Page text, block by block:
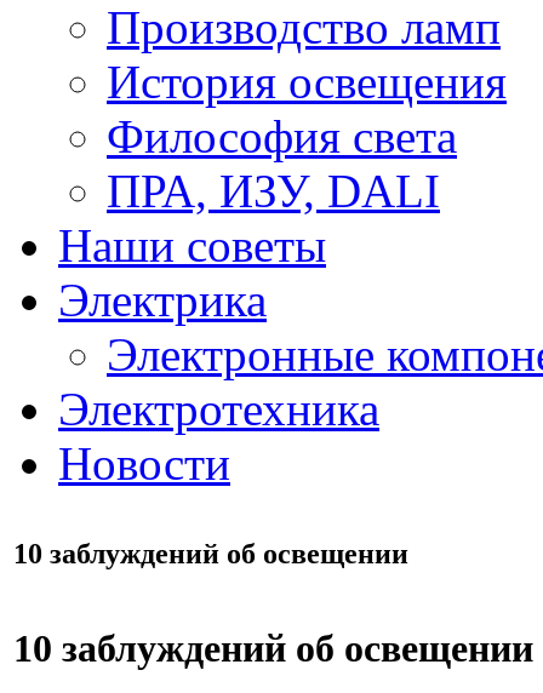
Производство ламп
История освещения
Философия света
ПРА, ИЗУ, DALI
Наши советы
Электрика
Электронные
Электротехника
Новости
10 заблуждений об освещении
10 заблуждений об освещении